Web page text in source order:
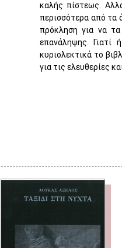
καλής πίστεως.
περισσότερα από τα
πρόκληση για να
επανάληψης. Γιατί
κυριολεκτικά το
για τις ελευθερίες